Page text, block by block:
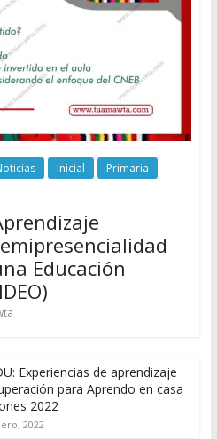
Inicial
Primaria
Educación
Experiencias de aprendizaje
para Aprendo en casa
2022
2022